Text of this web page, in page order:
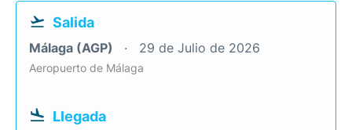
Salida
Málaga (AGP) 29 de Julio de 2026
Aeropuerto de Málaga
Llegada